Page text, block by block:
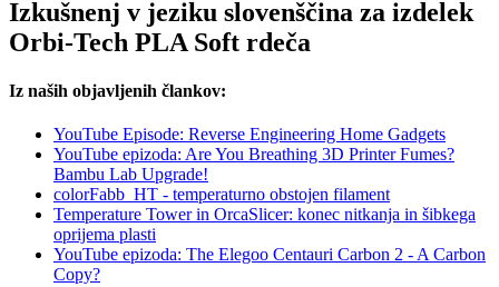
Izkušnenj v jeziku slovenščina za izdelek
Orbi-Tech PLA Soft rdeča
Iz naših objavljenih člankov:
YouTube Episode: Reverse Engineering Home Gadgets
YouTube epizoda: Are You Breathing 3D Printer Fumes?
Bambu Lab Upgrade!
colorFabb_HT - temperaturno obstojen filament
Temperature Tower in OrcaSlicer: konec nitkanja in šibkega
oprijema plasti
YouTube epizoda: The Elegoo Centauri Carbon 2 - A Carbon
Copy?